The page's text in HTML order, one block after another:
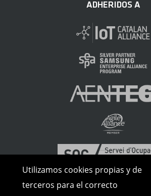
Utilizamos cookies propias y de
terceros para el correcto
ADHERIDOS A